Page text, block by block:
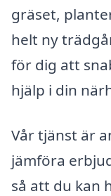
gräset,
helt ny
för dig att
hjälp i din
Vår tjänst är
jämföra
så att du kan